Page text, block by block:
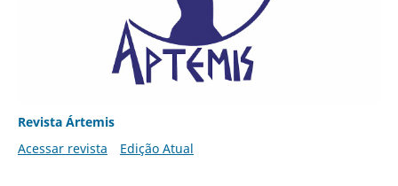
Revista Ártemis
Acessar revista
Edição Atual